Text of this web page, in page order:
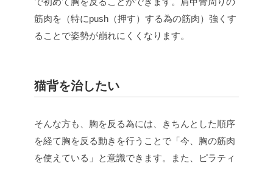
筋肉を（特にpush（押す）する為の筋肉）強くす
ることで姿勢が崩れにくくなります。
猫背を治したい
そんな方も、胸を反る為には、きちんとした順序
を経て胸を反る動きを行うことで「今、胸の筋肉
を使えている」と意識できます。また、ピラティ